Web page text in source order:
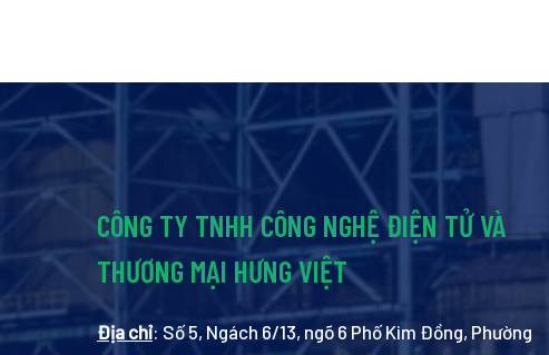
CÔNG TY TNHH CÔNG NGHỆ ĐIỆN TỬ VÀ
THƯƠNG MẠI HƯNG VIỆT
Địa chỉ: Số 5, Ngách 6/13, ngõ 6 Phố Kim Đồng, Phường